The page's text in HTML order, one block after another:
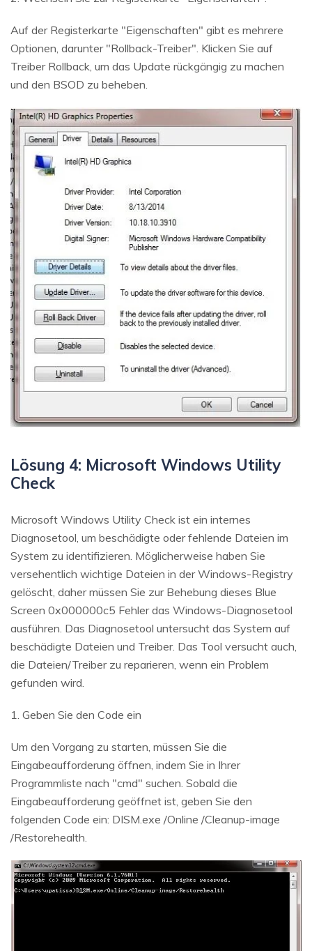
Auf der Registerkarte "Eigenschaften" gibt es mehrere
Optionen, darunter "Rollback-Treiber". Klicken Sie auf
Treiber Rollback, um das Update rückgängig zu machen
und den BSOD zu beheben.
Lösung 4: Microsoft Windows Utility
Check
Microsoft Windows Utility Check ist ein internes
Diagnosetool, um beschädigte oder fehlende Dateien im
System zu identifizieren. Möglicherweise haben Sie
versehentlich wichtige Dateien in der Windows-Registry
gelöscht, daher müssen Sie zur Behebung dieses Blue
Screen 0x000000c5 Fehler das Windows-Diagnosetool
ausführen. Das Diagnosetool untersucht das System auf
beschädigte Dateien und Treiber. Das Tool versucht auch,
die Dateien/Treiber zu reparieren, wenn ein Problem
gefunden wird.
1. Geben Sie den Code ein
Um den Vorgang zu starten, müssen Sie die
Eingabeaufforderung öffnen, indem Sie in Ihrer
Programmliste nach "cmd" suchen. Sobald die
Eingabeaufforderung geöffnet ist, geben Sie den
folgenden Code ein: DISM.exe /Online /Cleanup-image
/Restorehealth.